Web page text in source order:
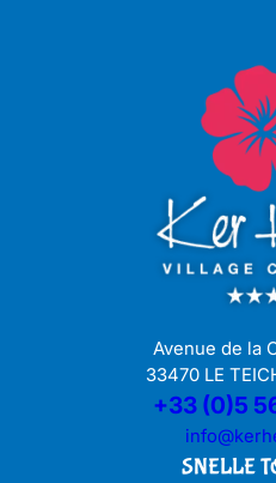
Avenue de la
33470 LE
+33 (0)5
SNELLE